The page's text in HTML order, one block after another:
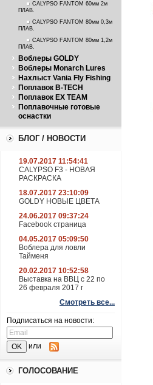
CALYPSO FANTOM 60мм 2м
ПЛАВ.
CALYPSO FANTOM 80мм 0,3м
ПЛАВ.
CALYPSO FANTOM 80мм 1,2м
ПЛАВ.
Воблеры GOLDY
Воблеры Monarch Lures
Нахлыст Vania Fly Fishing
Поплавок B-TECH
Поплавок EX TEAM
Поплавочные готовые
оснастки
БЛОГ / НОВОСТИ
19.07.2017 11:54:41
CALYPSO F3 - НОВАЯ
РАСКРАСКА
18.07.2017 23:10:09
GOLDY НОВЫЕ ЦВЕТА
24.06.2017 09:37:24
Facebook страница
04.05.2017 05:09:50
Воблера для ловли
Тайменя
20.02.2017 10:52:58
Выставка на ВВЦ с 22 по
26 февраля 2017 г
Смотреть все...
Подписаться на новости:
или
ГОЛОСОВАНИЕ